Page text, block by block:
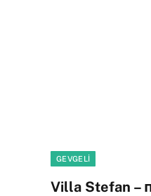
GEVGELI
Villa Stefan –